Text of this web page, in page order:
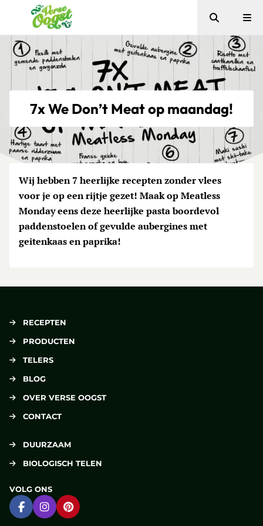
Verse Oogst
Zoeken
7x We Don’t Meat op maandag!
Wij hebben 7 heerlijke recepten zonder vlees
voor je op een rijtje gezet! Maak op Meatless
Monday eens deze heerlijke pasta boordevol
paddenstoelen of gevulde aubergines met
geitenkaas en paprika!
RECEPTEN
PRODUCTEN
TELERS
BLOG
OVER VERSE OOGST
CONTACT
DUURZAAM
BIOLOGISCH TELEN
VOLG ONS
Ga naar Facebook
Ga naar Instagram
Ga naar Pinterest